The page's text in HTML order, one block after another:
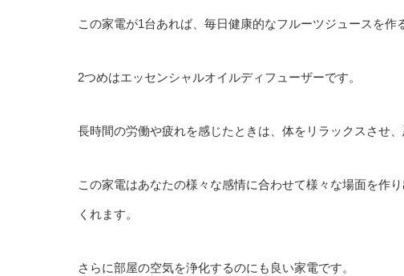
この家電が1台あれば、毎日健康的なフルーツジュースを作
2つめはエッセンシャルオイルディフューザーです。
長時間の労働や疲れを感じたときは、体をリラックスさせ
この家電はあなたの様々な感情に合わせて様々な場面を作
くれます。
さらに部屋の空気を浄化するのにも良い家電です。